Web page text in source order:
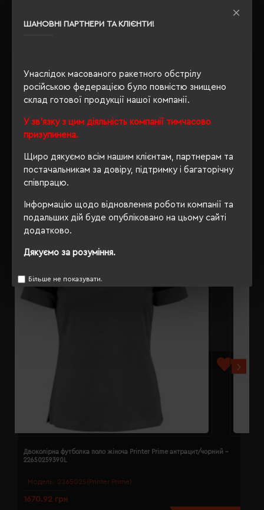
ШАНОВНІ ПАРТНЕРИ ТА КЛІЄНТИ!
Унаслідок масованого ракетного обстрілу
російською федерацією було повністю знищено
склад готової продукції нашої компанії.
У зв'язку з цим діяльність компанії тимчасово
призупинена.
Щиро дякуємо всім нашим клієнтам, партнерам та
постачальникам за довіру, підтримку і багаторічну
співпрацю.
Інформацію щодо відновлення роботи компанії та
подальших дій буде опубліковано на цьому сайті
додатково.
Дякуємо за розуміння.
Більше не показувати.
упаковки
ВІДГУКИ
Модель: 2265025(Printer Prime)
Двоколірна футболка поло жіноча Printer Prime антрацит/чорний -
22650259390L
1670.92 грн